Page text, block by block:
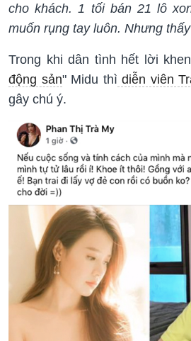
cho khách. 1 tối bán 21 lô
muốn rụng tay luôn. Nhưng
Trong khi dân tình hết lời
động sản" Midu thì diễn viên
gây chú ý.